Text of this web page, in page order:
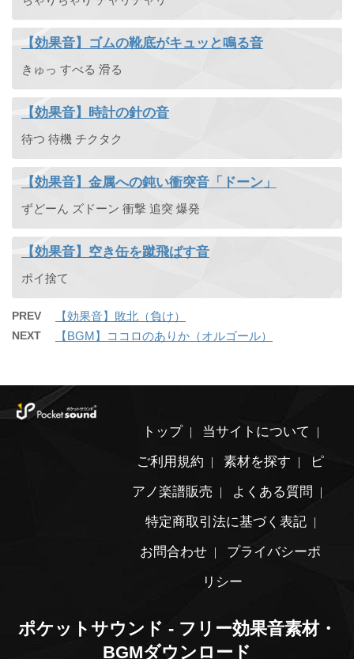
【効果音】ゴムの靴底がキュッと鳴る音
きゅっ すべる 滑る
【効果音】時計の針の音
待つ 待機 チクタク
【効果音】金属への鈍い衝突音「ドーン」
ずどーん ズドーン 衝撃 追突 爆発
【効果音】空き缶を蹴飛ばす音
ポイ捨て
PREV 【効果音】敗北（負け）
NEXT 【BGM】ココロのありか（オルゴール）
トップ
当サイトについて
ご利用規約
素材を探す
ピ
アノ楽譜販売
よくある質問
特定商取引法に基づく表記
お問合わせ
プライバシーポ
リシー
ポケットサウンド - フリー効果音素材・
BGMダウンロード